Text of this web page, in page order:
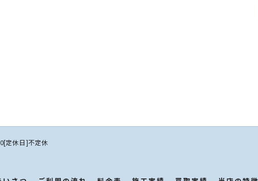
定休日]不定休